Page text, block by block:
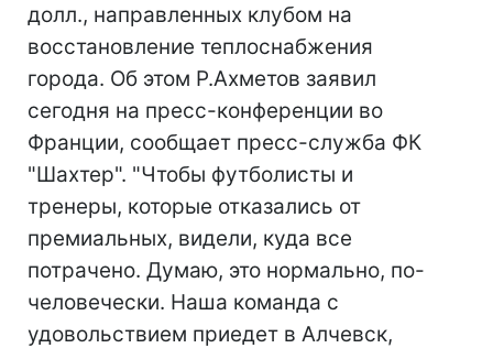
долл., направленных клубом на
восстановление теплоснабжения
города. Об этом Р.Ахметов заявил
сегодня на пресс-конференции во
Франции, сообщает пресс-служба ФК
"Шахтер". "Чтобы футболисты и
тренеры, которые отказались от
премиальных, видели, куда все
потрачено. Думаю, это нормально, по-
человечески. Наша команда с
удовольствием приедет в Алчевск,